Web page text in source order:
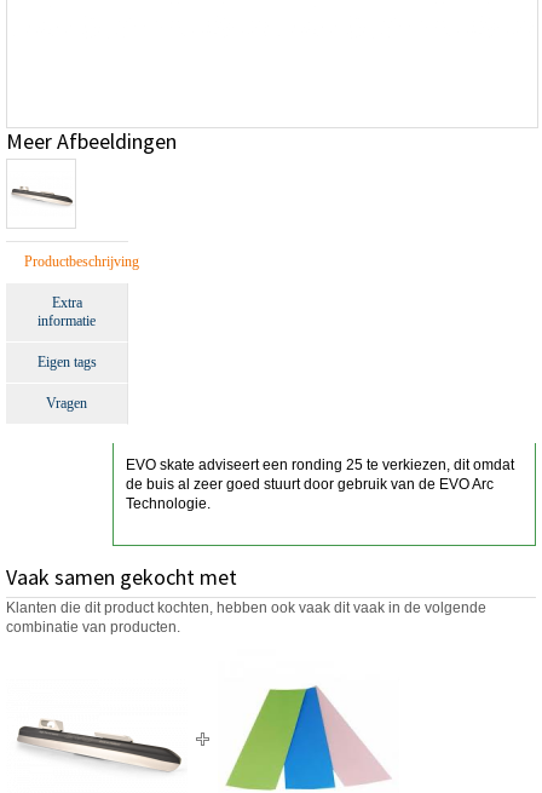
Meer Afbeeldingen
Productbeschrijving
Extra
informatie
Eigen tags
Vragen
EVO skate adviseert een ronding 25 te verkiezen, dit omdat
de buis al zeer goed stuurt door gebruik van de EVO Arc
Technologie.
Vaak samen gekocht met
Klanten die dit product kochten, hebben ook vaak dit vaak in de volgende
combinatie van producten.